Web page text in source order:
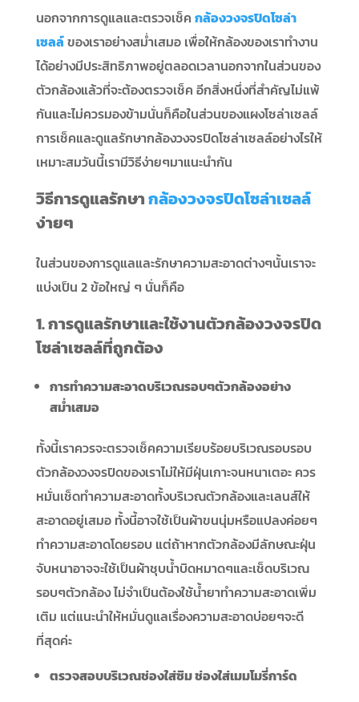
นอกจากการดูแลและตรวจเช็ค กล้องวงจรปิดโซล่า
เซลล์ของเราอย่างสม่ำเสมอ เพื่อให้กล้องของเราทำงาน
ได้อย่างมีประสิทธิภาพอยู่ตลอดเวลานอกจากในส่วนของ
ตัวกล้องแล้วที่จะต้องตรวจเช็ค อีกสิ่งหนึ่งที่สำคัญไม่แพ้
กันและไม่ควรมองข้ามนั่นก็คือในส่วนของแผงโซล่าเซลล์
การเช็คและดูแลรักษากล้องวงจรปิดโซล่าเซลล์อย่างไรให้
เหมาะสมวันนี้เรามีวิธีง่ายๆมาแนะนำกัน
วิธีการดูแลรักษากล้องวงจรปิดโซล่าเซลล์
ง่ายๆ
ในส่วนของการดูแลและรักษาความสะอาดต่างๆนั้นเราจะ
แบ่งเป็น 2 ข้อใหญ่ ๆ นั่นก็คือ
1. การดูแลรักษาและใช้งานตัวกล้องวงจรปิด
โซล่าเซลล์ที่ถูกต้อง
การทำความสะอาดบริเวณรอบๆตัวกล้องอย่าง
สม่ำเสมอ
ทั้งนี้เราควรจะตรวจเช็คความเรียบร้อยบริเวณรอบรอบ
ตัวกล้องวงจรปิดของเราไม่ให้มีฝุ่นเกาะจนหนาเตอะ ควร
หมั่นเช็ดทำความสะอาดทั้งบริเวณตัวกล้องและเลนส์ให้
สะอาดอยู่เสมอ ทั้งนี้อาจใช้เป็นผ้าขนนุ่มหรือแปลงค่อยๆ
ทำความสะอาดโดยรอบ แต่ถ้าหากตัวกล้องมีลักษณะฝุ่น
จับหนาอาจจะใช้เป็นผ้าชุบน้ำบิดหมาดๆและเช็ดบริเวณ
รอบๆตัวกล้อง ไม่จำเป็นต้องใช้น้ำยาทำความสะอาดเพิ่ม
เติม แต่แนะนำให้หมั่นดูแลเรื่องความสะอาดบ่อยๆจะดี
ที่สุดค่ะ
ตรวจสอบบริเวณช่องใส่ซิม ช่องใส่เมมโมรี่การ์ด